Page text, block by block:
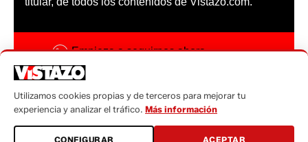
Empieza a seguirnos ahora
Código ética
Sugerencias a:
Utilizamos cookies propias y de terceros para mejorar tu
experiencia y analizar el tráfico. Más información
CONFIGURAR ACEPTAR